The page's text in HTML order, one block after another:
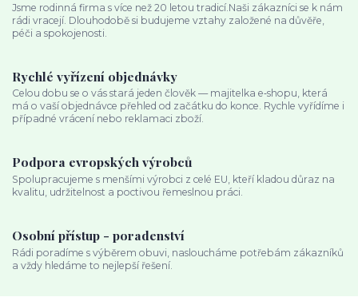
Jsme rodinná firma s více než 20 letou tradicí.Naši zákazníci se k nám
rádi vracejí. Dlouhodobě si budujeme vztahy založené na důvěře,
péči a spokojenosti.
Rychlé vyřízení objednávky
Celou dobu se o vás stará jeden člověk — majitelka e‑shopu, která
má o vaší objednávce přehled od začátku do konce. Rychle vyřídíme i
případné vrácení nebo reklamaci zboží.
Podpora evropských výrobců
Spolupracujeme s menšími výrobci z celé EU, kteří kladou důraz na
kvalitu, udržitelnost a poctivou řemeslnou práci.
Osobní přístup - poradenství
Rádi poradíme s výběrem obuvi, nasloucháme potřebám zákazníků
a vždy hledáme to nejlepší řešení.